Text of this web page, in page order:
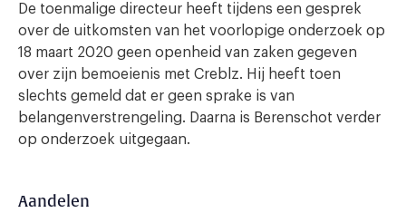
De toenmalige directeur heeft tijdens een gesprek
over de uitkomsten van het voorlopige onderzoek op
18 maart 2020 geen openheid van zaken gegeven
over zijn bemoeienis met Creblz. Hij heeft toen
slechts gemeld dat er geen sprake is van
belangenverstrengeling. Daarna is Berenschot verder
op onderzoek uitgegaan.
Aandelen